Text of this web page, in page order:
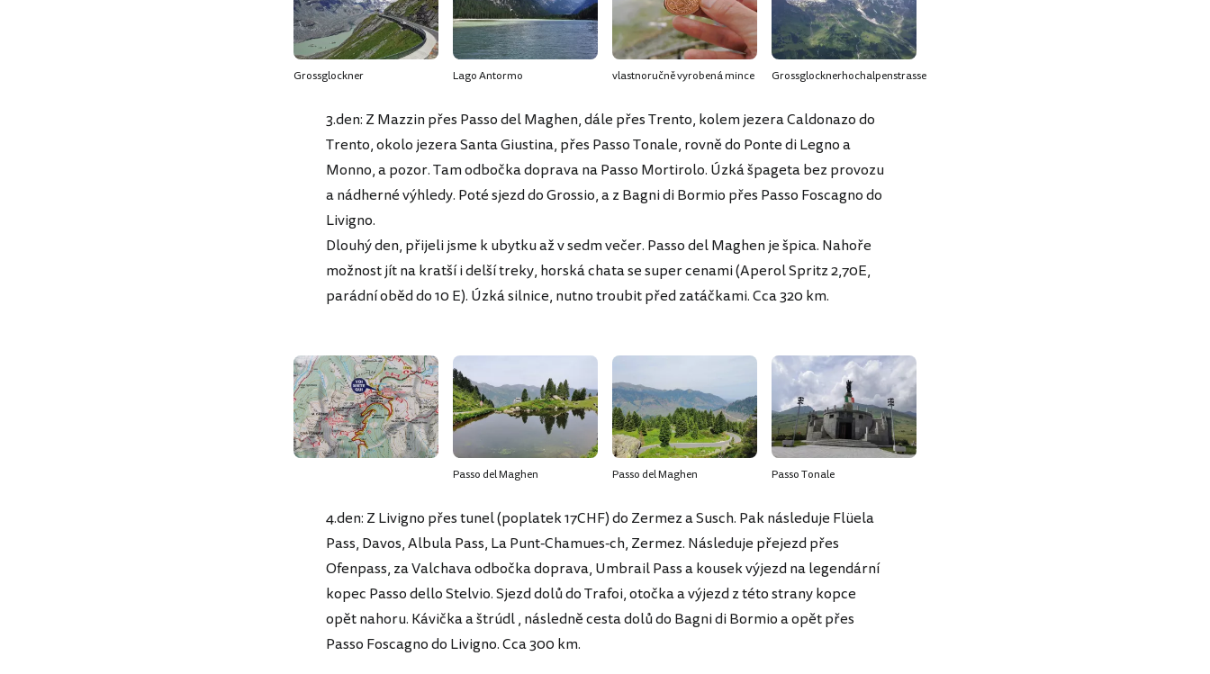
Grossglockner Lago Antormo vlastnoručně vyrobená mince Grossglocknerhochalpenstrasse
3.den: Z Mazzin přes Passo del Maghen, dále přes Trento, kolem jezera Caldonazo do
Trento, okolo jezera Santa Giustina, přes Passo Tonale, rovně do Ponte di Legno a
Monno, a pozor. Tam odbočka doprava na Passo Mortirolo. Úzká špageta bez provozu
a nádherné výhledy. Poté sjezd do Grossio, a z Bagni di Bormio přes Passo Foscagno do
Livigno.
Dlouhý den, přijeli jsme k ubytku až v sedm večer. Passo del Maghen je špica. Nahoře
možnost jít na kratší i delší treky, horská chata se super cenami (Aperol Spritz 2,70E,
parádní oběd do 10 E). Úzká silnice, nutno troubit před zatáčkami. Cca 320 km.
Passo del Maghen Passo del Maghen Passo Tonale
4.den: Z Livigno přes tunel (poplatek 17CHF) do Zermez a Susch. Pak následuje Flüela
Pass, Davos, Albula Pass, La Punt-Chamues-ch, Zermez. Následuje přejezd přes
Ofenpass, za Valchava odbočka doprava, Umbrail Pass a kousek výjezd na legendární
kopec Passo dello Stelvio. Sjezd dolů do Trafoi, otočka a výjezd z této strany kopce
opět nahoru. Kávička a štrúdl , následně cesta dolů do Bagni di Bormio a opět přes
Passo Foscagno do Livigno. Cca 300 km.